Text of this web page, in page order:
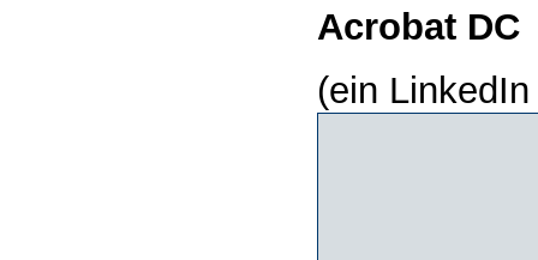
Acrobat DC
(ein